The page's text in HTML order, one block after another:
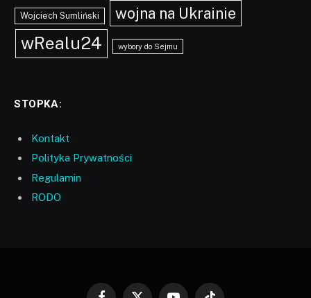
Wojciech Sumliński wojna na Ukrainie
wRealu24 wybory do Sejmu
STOPKA:
Kontakt
Polityka Prywatności
Regulamin
RODO